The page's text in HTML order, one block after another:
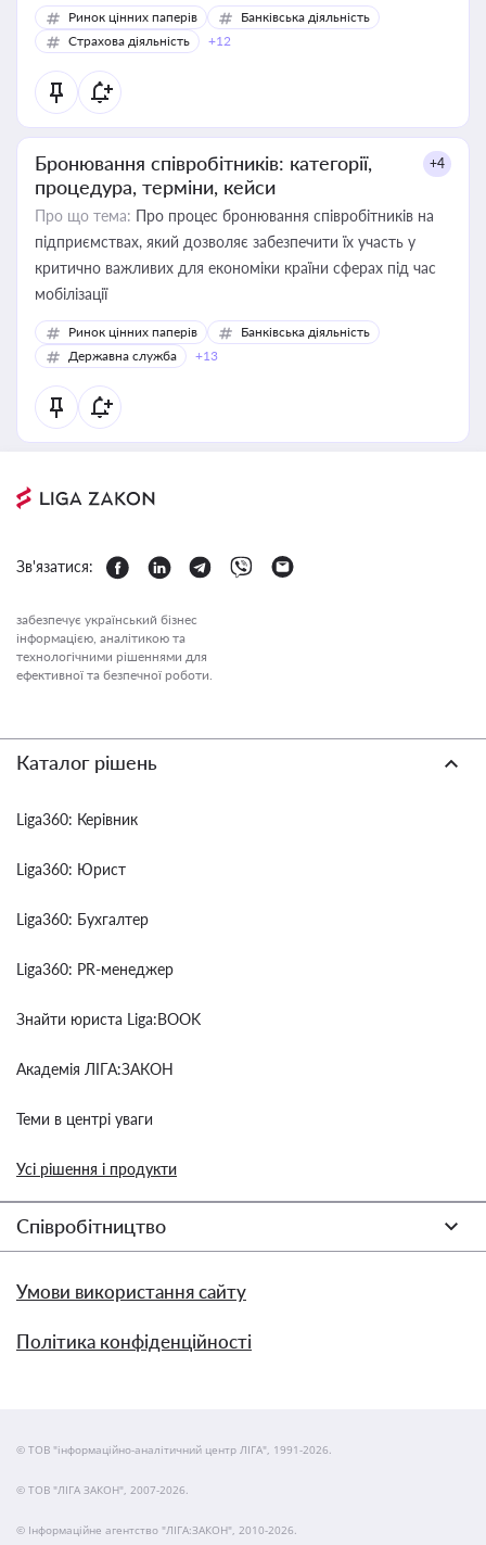
Ринок цінних паперів
Банківська діяльність
Страхова діяльність
+12
Бронювання співробітників: категорії,
процедура, терміни, кейси
+4
Про що тема: Про процес бронювання співробітників на
підприємствах, який дозволяє забезпечити їх участь у
критично важливих для економіки країни сферах під час
мобілізації
Ринок цінних паперів
Банківська діяльність
Державна служба
+13
Зв'язатися:
забезпечує український бізнес
інформацією, аналітикою та
технологічними рішеннями для
ефективної та безпечної роботи.
Каталог рішень
Liga360: Керівник
Liga360: Юрист
Liga360: Бухгалтер
Liga360: PR-менеджер
Знайти юриста Liga:BOOK
Академія ЛІГА:ЗАКОН
Теми в центрі уваги
Усі рішення і продукти
Співробітництво
Умови використання сайту
Політика конфіденційності
© ТОВ "інформаційно-аналітичний центр ЛІГА", 1991-2026.
© ТОВ "ЛІГА ЗАКОН", 2007-2026.
© Інформаційне агентство "ЛІГА:ЗАКОН", 2010-2026.